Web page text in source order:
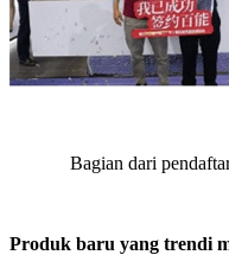
Bagian dari
Produk baru yang trendi